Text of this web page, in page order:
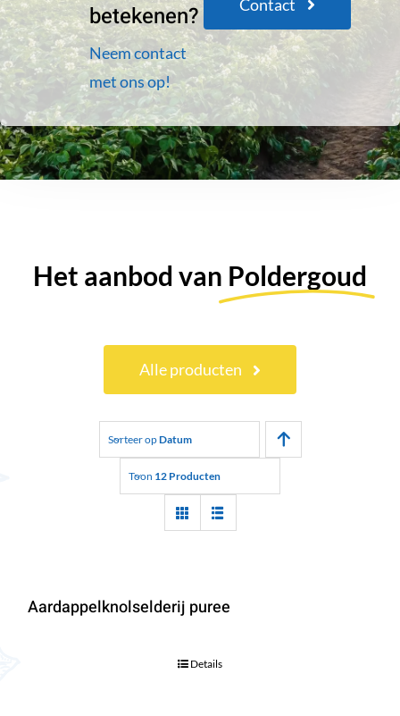
betekenen?
Neem contact
met ons op!
Contact
Het aanbod van Poldergoud
Alle producten
Sorteer opDatum
Toon 12 Producten
Aardappelknolselderij puree
Details